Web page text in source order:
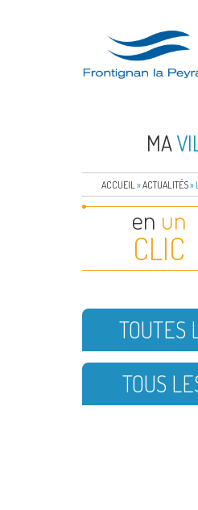
MA
ACCUEIL »ACTUALITÉS»
en un
CLIC
TOUTES
TOUS